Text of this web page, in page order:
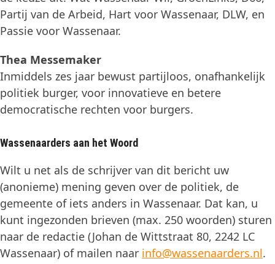
Partij van de Arbeid, Hart voor Wassenaar, DLW, en
Passie voor Wassenaar.
Thea Messemaker
Inmiddels zes jaar bewust partijloos, onafhankelijk
politiek burger, voor innovatieve en betere
democratische rechten voor burgers.
Wassenaarders aan het Woord
Wilt u net als de schrijver van dit bericht uw
(anonieme) mening geven over de politiek, de
gemeente of iets anders in Wassenaar. Dat kan, u
kunt ingezonden brieven (max. 250 woorden) sturen
naar de redactie (Johan de Wittstraat 80, 2242 LC
Wassenaar) of mailen naar info@wassenaarders.nl.